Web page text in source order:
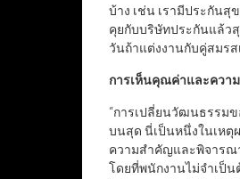
บ้าง เช่น เรามีประกันสุ
คุยกับบริษัทประกันแล้ว
วันถ้าแต่งงานกับคู่สมรส
การเห็นคุณค่าและควา
“การเปลี่ยนวัฒนธรรมข
บนสุด นี่เป็นหนึ่งในเหตุ
ความสำคัญและพิจารณ
โดยที่พนักงานไม่จำเป็น